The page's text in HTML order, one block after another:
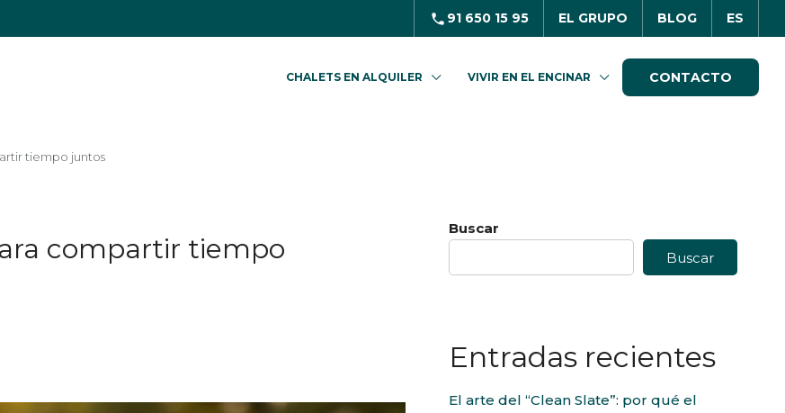
91 650 15 95 EL GRUPO BLOG ES
CHALETS EN ALQUILER VIVIR EN EL ENCINAR CONTACTO
tiempo juntos
compartir tiempo
Buscar
Buscar
Entradas recientes
El arte del “Clean Slate”: por qué el